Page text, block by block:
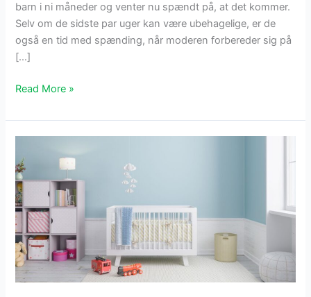
barn i ni måneder og venter nu spændt på, at det kommer.
Selv om de sidste par uger kan være ubehagelige, er de
også en tid med spænding, når moderen forbereder sig på
[…]
Sådan
du
klar
babys
ankomst
Read More »